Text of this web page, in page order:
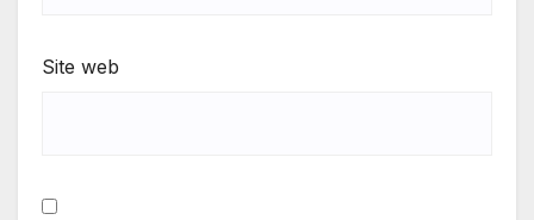
Site web